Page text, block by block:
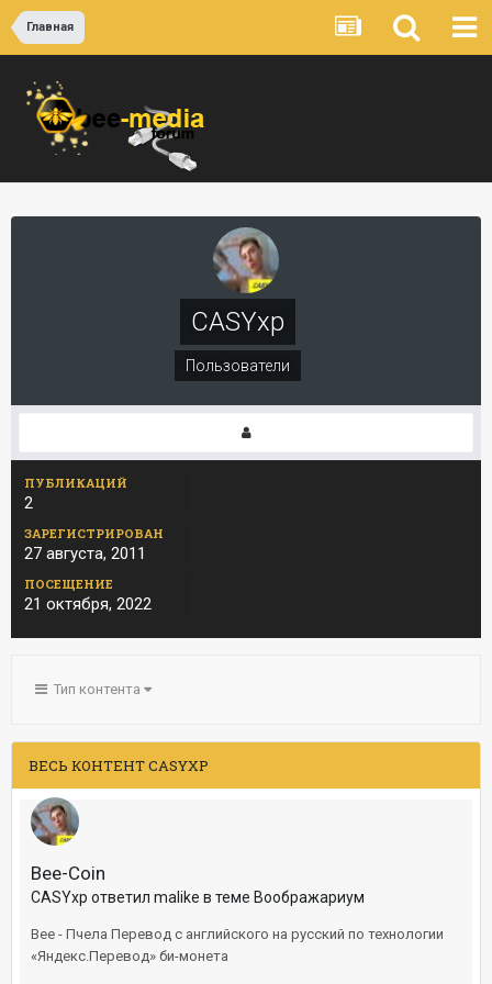
Главная
CASYxp
Пользователи
ПУБЛИКАЦИЙ
2
ЗАРЕГИСТРИРОВАН
27 августа, 2011
ПОСЕЩЕНИЕ
21 октября, 2022
Тип контента
ВЕСЬ КОНТЕНТ CASYXP
Bee-Coin
CASYxp ответил malike в теме Воображариум
Bee - Пчела Перевод с английского на русский по технологии
«Яндекс.Перевод» би-монета